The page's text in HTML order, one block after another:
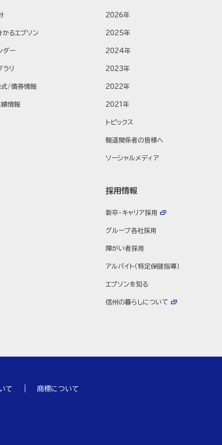
るエプソン
ダー
ラリ
式/債券情報
績情報
2026年
2025年
2024年
2023年
2022年
2021年
トピックス
報道関係者の皆様へ
ソーシャルメディア
採用情報
新卒・キャリア採用
グループ各社採用
障がい者採用
アルバイト（特定保健指導）
エプソンを知る
信州の暮らしについて
て 商標について